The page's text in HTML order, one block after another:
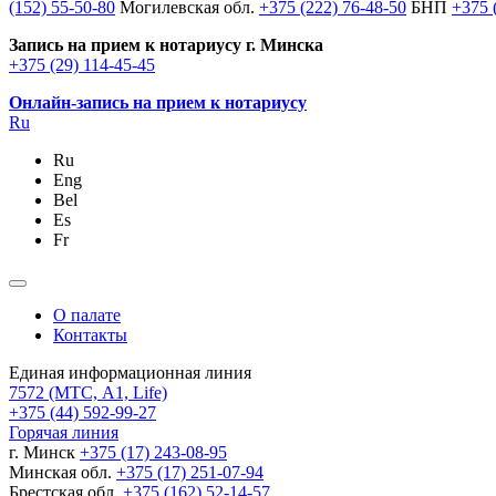
(152) 55-50-80 Могилевская обл. +375 (222) 76-48-50 БНП +375
Запись на прием к нотариусу г. Минска
+375 (29) 114-45-45
Онлайн-запись на прием к нотариусу
Ru
Ru
Eng
Bel
Es
Fr
О палате
Контакты
Единая информационная линия
7572 (МТС, A1, Life)
+375 (44) 592-99-27
Горячая линия
г. Минск +375 (17) 243-08-95
Минская обл. +375 (17) 251-07-94
Брестская обл. +375 (162) 52-14-57